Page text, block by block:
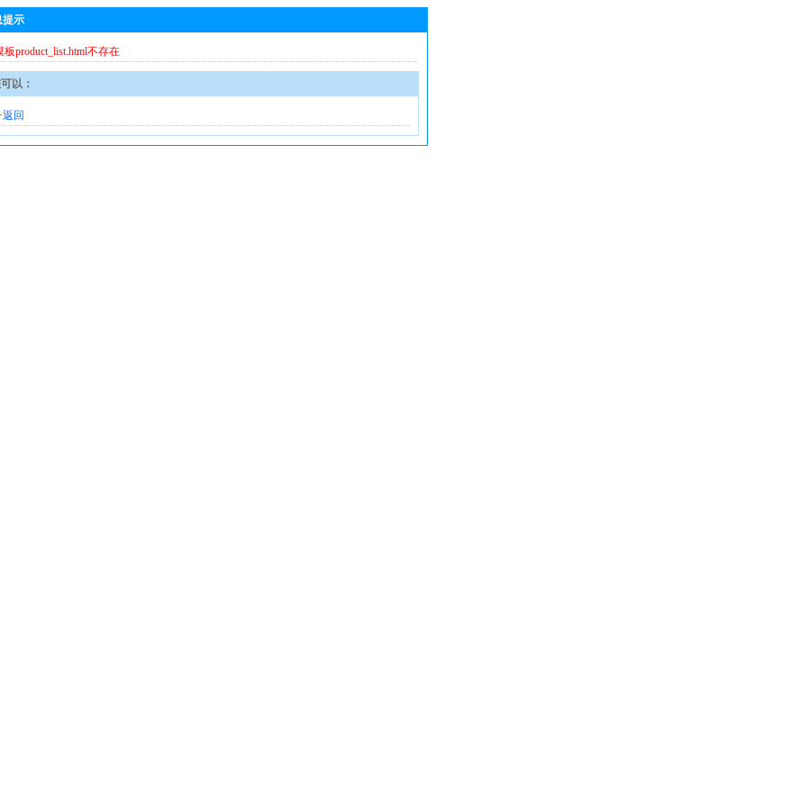
提示
板product_list.html不存在
以：
·返回